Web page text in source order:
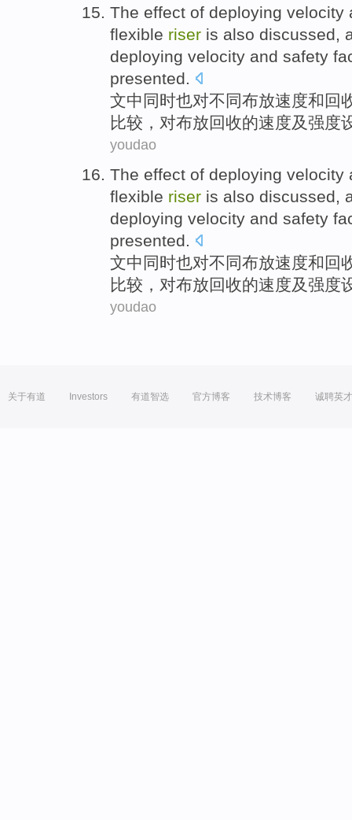
The effect of deploying velocity
flexible riser is also discussed,
deploying velocity and safety
presented.
文中同时也对不同布放速度和 回
比较，对布放回收的速度及强度
youdao
The effect of deploying velocity
flexible riser is also discussed,
deploying velocity and safety
presented.
文中同时也对不同布放速度和 回
比较，对布放回收的速度及强度
youdao
关于有道 Investors 有道智选 官方博客 技术博客 诚聘英才